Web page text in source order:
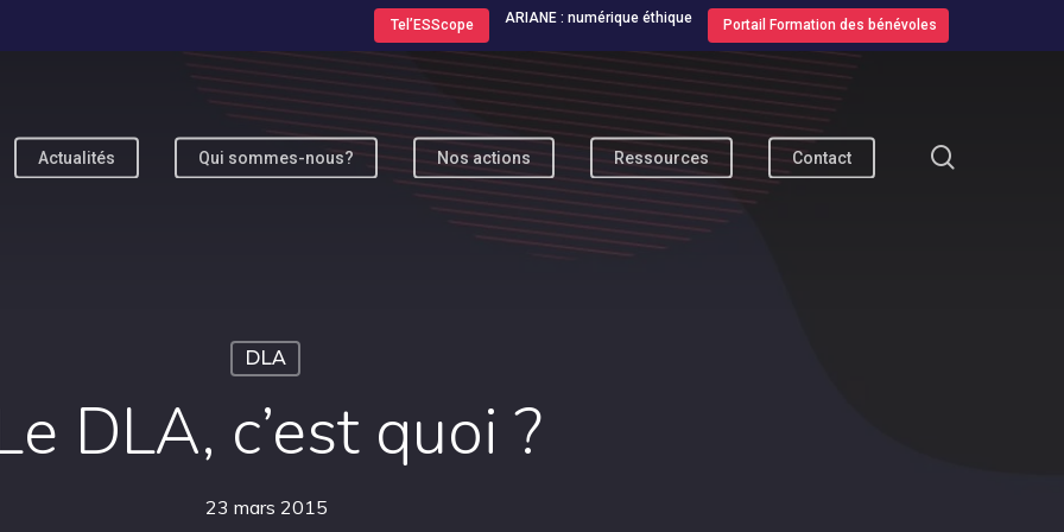
Tel’ESScope ARIANE : numérique éthique Portail Formation des bénévoles
fermer
Actualités Qui sommes-nous? Nos actions Ressources Contact
DLA
DLA, c’est quoi ?
23 mars 2015